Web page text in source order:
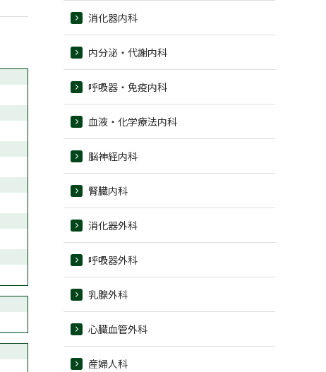
消化器内科
内分泌・代謝内科
呼吸器・免疫内科
血液・化学療法内科
脳神経内科
腎臓内科
消化器外科
呼吸器外科
乳腺外科
心臓血管外科
産婦人科